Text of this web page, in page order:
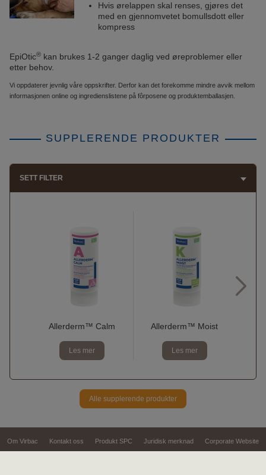
Hvis ørelappen skal renses, gjøres det
med en gjennomvetet bomullsdott eller
kompress
EpiOtic® kan brukes 1-2 ganger daglig ved øreproblemer eller
etter behov.
Vi oppdaterer jevnlig våre oppskrifter. Derfor kan det forekomme mindre avvik mellom
informasjonen online og ingredienslistene på fôrposene og produktemballasjen.
SUPPLERENDE PRODUKTER
SETT FILTER
Allerderm™ Calm
Les mer
Allerderm™ Moist
Les mer
Alle supplerende produkter
Om Virbac Kontakt oss Produkt SPC Juridisk merknad Corporate Website